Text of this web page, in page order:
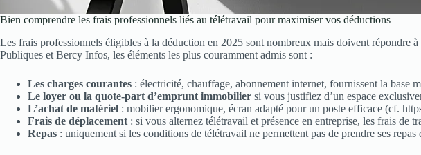
Bien comprendre les frais professionnels liés au télétravail pour maximiser vos déductions
Les frais professionnels éligibles à la déduction en 2025 sont nombreux mais doivent
Publiques et Bercy Infos, les éléments les plus couramment admis sont :
Les charges courantes : électricité, chauffage, abonnement internet, fournissent la base
Le loyer ou la quote-part d’emprunt immobilier si vous justifiez d’un espace
L’achat de matériel : mobilier ergonomique, écran adapté pour un poste efficace (cf.
Frais de déplacement : si vous alternez télétravail et présence en entreprise, les frais de
Repas : uniquement si les conditions de télétravail ne permettent pas de prendre ses